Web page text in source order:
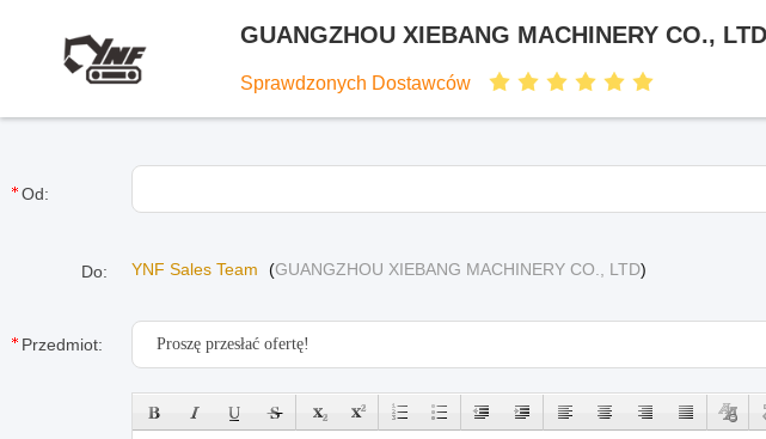
GUANGZHOU XIEBANG MACHINERY CO., LTD
Sprawdzonych Dostawców
Od:
Do: YNF Sales Team (GUANGZHOU XIEBANG MACHINERY CO., LTD)
Przedmiot: